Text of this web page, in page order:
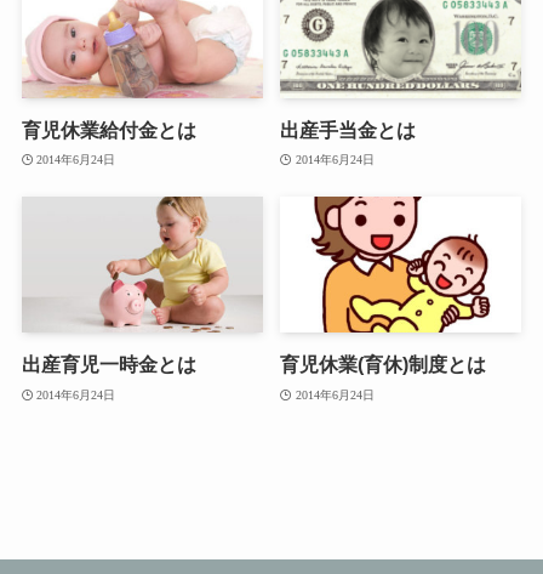
育児休業給付金とは
2014年6月24日
出産手当金とは
2014年6月24日
出産育児一時金とは
2014年6月24日
育児休業(育休)制度とは
2014年6月24日